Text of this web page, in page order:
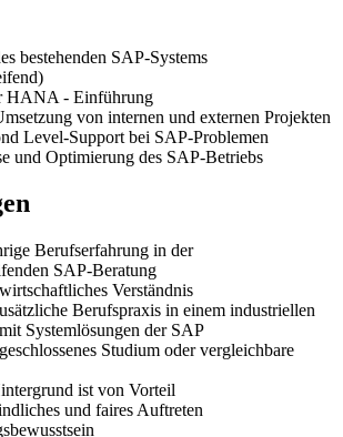
bestehenden SAP-Systems
HANA - Einführung
von internen und externen Projekten
Level-Support bei SAP-Problemen
und Optimierung des SAP-Betriebs
Berufserfahrung in der
SAP-Beratung
Verständnis
Berufspraxis in einem industriellen
Systemlösungen der SAP
Studium oder vergleichbare
ist von Vorteil
und faires Auftreten